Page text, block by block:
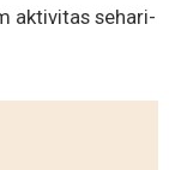
aktivitas sehari-